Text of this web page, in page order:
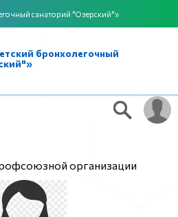
санаторий "Озерский"»
бронхолегочный
организации